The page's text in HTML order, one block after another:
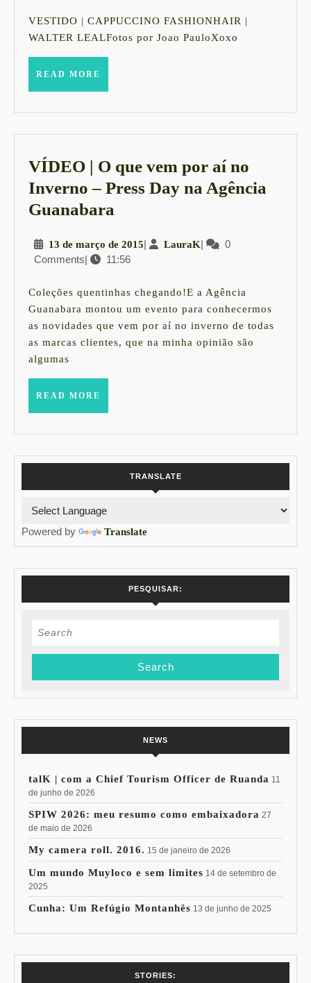
preto
e
de
2015
VESTIDO | CAPPUCCINO FASHIONHAIR |
WALTER LEALFotos por Joao PauloXoxo
READ MORE
VÍDEO | O que vem por aí no
Inverno – Press Day na Agência
Guanabara
O
vem
por
aí
no
Day
na
Agência
Guanabara
13 de março de 201513
de
| LauraKLauraK
|
0
Comments| 11:56
Coleções quentinhas chegando!E a Agência
Guanabara montou um evento para conhecermos
as novidades que vem por aí no inverno de todas
as marcas clientes, que na minha opinião são
algumas
READ MORE
TRANSLATE
Powered by Translate
PESQUISAR:
Search
NEWS
talK | com a Chief Tourism Officer de Ruanda 11
de junho de 2026
SPIW 2026: meu resumo como embaixadora 27
de maio de 2026
My camera roll. 2016. 15 de janeiro de 2026
Um mundo Muyloco e sem limites 14 de setembro de
2025
Cunha: Um Refúgio Montanhês 13 de junho de 2025
STORIES: